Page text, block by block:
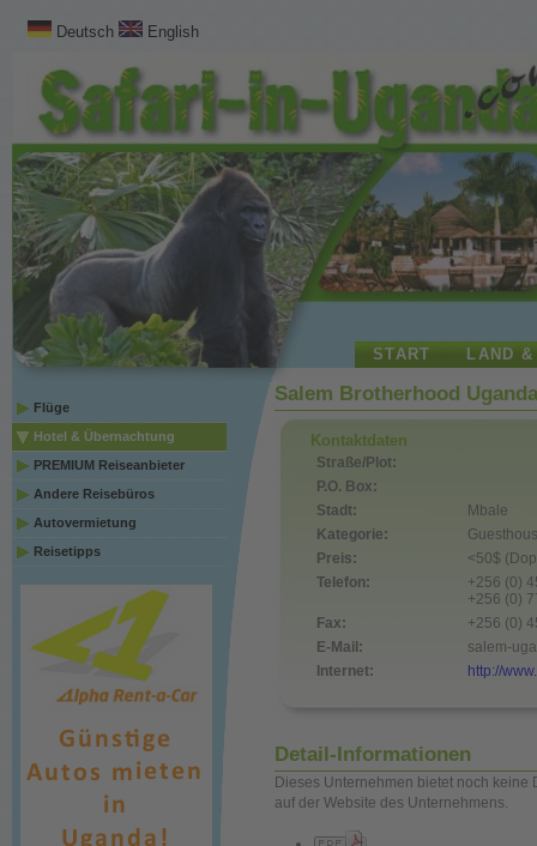
Deutsch English
START LAND
Flüge
Hotel & Übernachtung
PREMIUM Reiseanbieter
Andere Reisebüros
Autovermietung
Reisetipps
Salem Brotherhood
Kontaktdaten
Straße/Plot:
P.O. Box:
Stadt:
Mbale
Kategorie:
Preis:
<50$
Telefon:
+256 (0)
+256 (0)
Fax:
+256 (0)
E-Mail:
salem-
Internet:
http://
Detail-Informationen
Dieses Unternehmen bietet noch
auf der Website des Unternehmens.